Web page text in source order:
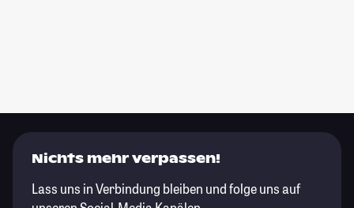
Nichts mehr verpassen!
Lass uns in Verbindung bleiben und folge uns auf